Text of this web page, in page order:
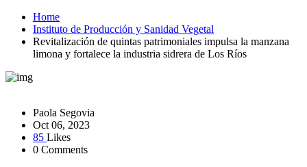
Home
Instituto de Producción y Sanidad Vegetal
Revitalización de quintas patrimoniales impulsa la manzana
limona y fortalece la industria sidrera de Los Ríos
Paola Segovia
Oct 06, 2023
85 Likes
0 Comments